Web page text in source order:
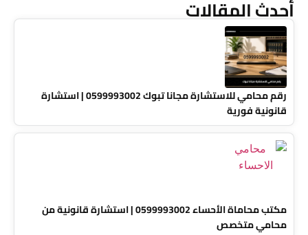
أحدث المقالات
رقم محامي للاستشارة مجانا تبوك 0599993002 | استشارة
قانونية فورية
مكتب محاماة الأحساء 0599993002 | استشارة قانونية من
محامي متخصص